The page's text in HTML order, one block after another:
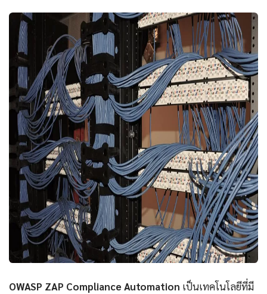
OWASP ZAP Compliance Automation เป็นเทคโนโลยีที่มี